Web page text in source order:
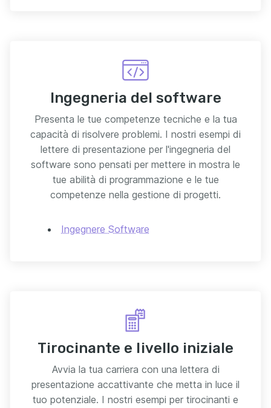
Ingegneria del software
Presenta le tue competenze tecniche e la tua
capacità di risolvere problemi. I nostri esempi di
lettere di presentazione per l'ingegneria del
software sono pensati per mettere in mostra le
tue abilità di programmazione e le tue
competenze nella gestione di progetti.
Ingegnere Software
Tirocinante e livello iniziale
Avvia la tua carriera con una lettera di
presentazione accattivante che metta in luce il
tuo potenziale. I nostri esempi per tirocinanti e